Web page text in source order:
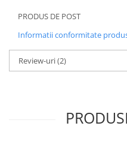
PRODUS DE POST
Informatii conformitate
Review-uri(2)